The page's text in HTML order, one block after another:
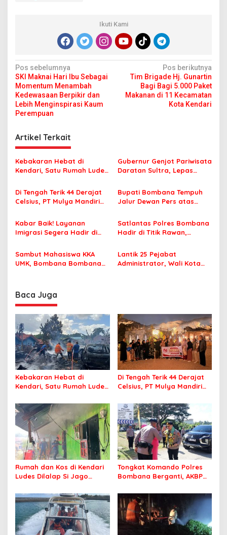
Ikuti Kami
N
a
v
i
a
s
i
o
Pos sebelumnya
SKI Maknai Hari Ibu Sebagai
Momentum Menambah
Kedewasaan Berpikir dan
Lebih Menginspirasi Kaum
Perempuan
Pos berikutnya
Tim Brigade Hj. Gunartin
Bagi Bagi 5.000 Paket
Makanan di 11 Kecamatan
Kota Kendari
Artikel Terkait
Kebakaran Hebat di
Kendari, Satu Rumah Ludes
Gubernur Genjot Pariwisata
Daratan Sultra, Lepas
Tiga Kabupaten Unggulan
Di Tengah Terik 44 Derajat
Celsius, PT Mulya Mandiri
Jamaah Tetap Sehat dan
Nyaman Beribadah
Bupati Bombana Tempuh
Jalur Dewan Pers atas
Korupsi Jembatan Cirauci II
Kabar Baik! Layanan
Imigrasi Segera Hadir di
Perlu Lagi ke Kendari
Satlantas Polres Bombana
Hadir di Titik Rawan,
Sekolah dengan Aman
Sambut Mahasiswa KKA
UMK, Bombana Bombana
Lantik 25 Pejabat
Administrator, Wali Kota
Baca Juga
Kebakaran Hebat di
Kendari, Satu Rumah Ludes
Di Tengah Terik 44 Derajat
Celsius, PT Mulya Mandiri
Jamaah Tetap Sehat dan
Nyaman Beribadah
Rumah dan Kos di Kendari
Ludes Dilalap Si Jago
Tongkat Komando Polres
Bombana Berganti, AKBP
Kepolisian Bombana